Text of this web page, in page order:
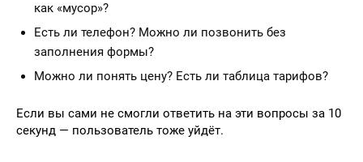
как «мусор»?
Есть ли телефон? Можно ли позвонить без
заполнения формы?
Можно ли понять цену? Есть ли таблица тарифов?
Если вы сами не смогли ответить на эти вопросы за 10
секунд — пользователь тоже уйдёт.